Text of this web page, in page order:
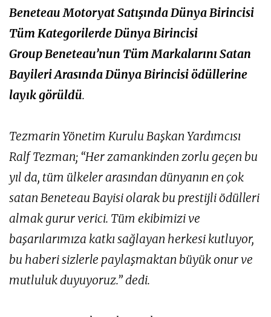
Beneteau Motoryat Satışında Dünya Birincisi
Tüm Kategorilerde Dünya Birincisi
Group Beneteau’nun Tüm Markalarını Satan
Bayileri Arasında Dünya Birincisi ödüllerine
layık görüldü.
Tezmarin Yönetim Kurulu Başkan Yardımcısı
Ralf Tezman; “Her zamankinden zorlu geçen bu
yıl da, tüm ülkeler arasından dünyanın en çok
satan Beneteau Bayisi olarak bu prestijli ödülleri
almak gurur verici. Tüm ekibimizi ve
başarılarımıza katkı sağlayan herkesi kutluyor,
bu haberi sizlerle paylaşmaktan büyük onur ve
mutluluk duyuyoruz.” dedi.